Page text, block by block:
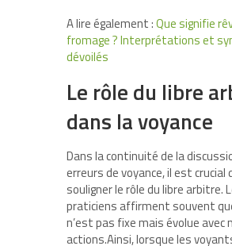
A lire également :Que signifie
fromage ? Interprétations et
dévoilés
Le rôle du libre
dans la voyance
Dans la continuité de la
erreurs de voyance, il est crucial
souligner le rôle du libre arbitre.
praticiens affirment souvent
n’est pas fixe mais évolue avec
actions.Ainsi, lorsque les